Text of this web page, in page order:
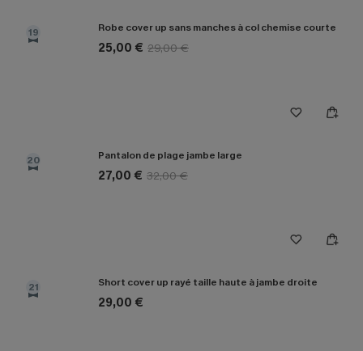
19 Robe cover up sans manches à col chemise courte
25,00 € 29,00 €
20 Pantalon de plage jambe large
27,00 € 32,00 €
21 Short cover up rayé taille haute à jambe droite
29,00 €